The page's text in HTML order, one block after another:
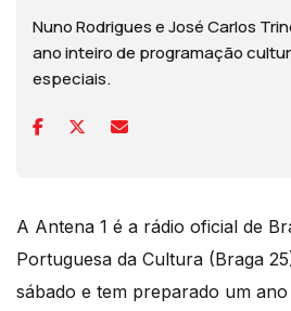
Nuno Rodrigues e José Carlos
ano inteiro de programação
especiais.
A Antena 1 é a rádio oficial de
Portuguesa da Cultura (Braga
sábado e tem preparado um